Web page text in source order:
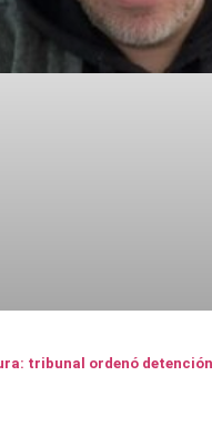
tribunal ordenó